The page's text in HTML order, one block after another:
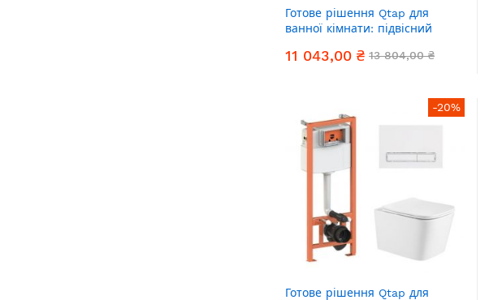
Готове рішення Qtap для
ванної кімнати: підвісний
комплект інсталяції Nest 4 в 1
11 043,00 ₴ 13 804,00 ₴
-20%
Готове рішення Qtap для